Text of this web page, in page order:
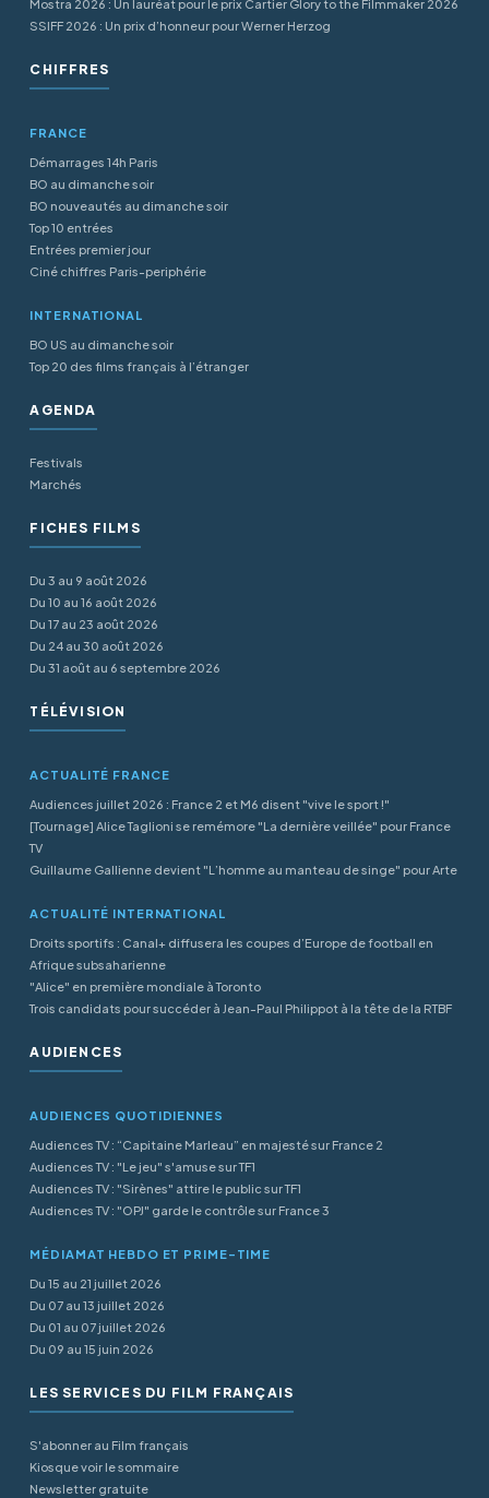
Mostra 2026 : Un lauréat pour le prix Cartier Glory to the Filmmaker 2026
SSIFF 2026 : Un prix d’honneur pour Werner Herzog
CHIFFRES
FRANCE
Démarrages 14h Paris
BO au dimanche soir
BO nouveautés au dimanche soir
Top 10 entrées
Entrées premier jour
Ciné chiffres Paris-periphérie
INTERNATIONAL
BO US au dimanche soir
Top 20 des films français à l’étranger
AGENDA
Festivals
Marchés
FICHES FILMS
Du 3 au 9 août 2026
Du 10 au 16 août 2026
Du 17 au 23 août 2026
Du 24 au 30 août 2026
Du 31 août au 6 septembre 2026
TÉLÉVISION
ACTUALITÉ FRANCE
Audiences juillet 2026 : France 2 et M6 disent "vive le sport !"
[Tournage] Alice Taglioni se remémore "La dernière veillée" pour France
TV
Guillaume Gallienne devient "L’homme au manteau de singe" pour Arte
ACTUALITÉ INTERNATIONAL
Droits sportifs : Canal+ diffusera les coupes d’Europe de football en
Afrique subsaharienne
"Alice" en première mondiale à Toronto
Trois candidats pour succéder à Jean-Paul Philippot à la tête de la RTBF
AUDIENCES
AUDIENCES QUOTIDIENNES
Audiences TV : “Capitaine Marleau” en majesté sur France 2
Audiences TV : "Le jeu" s'amuse sur TF1
Audiences TV : "Sirènes" attire le public sur TF1
Audiences TV : "OPJ" garde le contrôle sur France 3
MÉDIAMAT HEBDO ET PRIME-TIME
Du 15 au 21 juillet 2026
Du 07 au 13 juillet 2026
Du 01 au 07 juillet 2026
Du 09 au 15 juin 2026
LES SERVICES DU FILM FRANÇAIS
S'abonner au Film français
Kiosque voir le sommaire
Newsletter gratuite